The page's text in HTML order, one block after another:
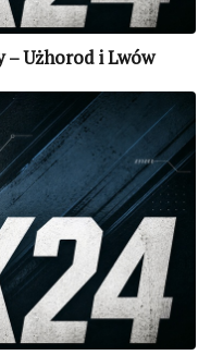
– Użhorod i Lwów